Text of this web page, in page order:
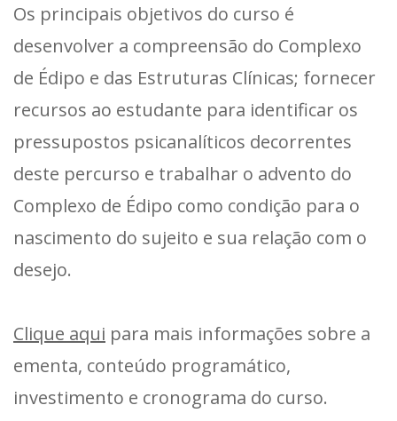
Os principais objetivos do curso é
desenvolver a compreensão do Complexo
de Édipo e das Estruturas Clínicas; fornecer
recursos ao estudante para identificar os
pressupostos psicanalíticos decorrentes
deste percurso e trabalhar o advento do
Complexo de Édipo como condição para o
nascimento do sujeito e sua relação com o
desejo.
Clique aqui para mais informações sobre a
ementa, conteúdo programático,
investimento e cronograma do curso.